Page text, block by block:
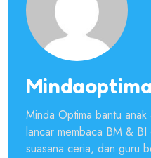
Mindaoptima
Minda Optima bantu
lancar membaca BM &
suasana ceria, dan guru